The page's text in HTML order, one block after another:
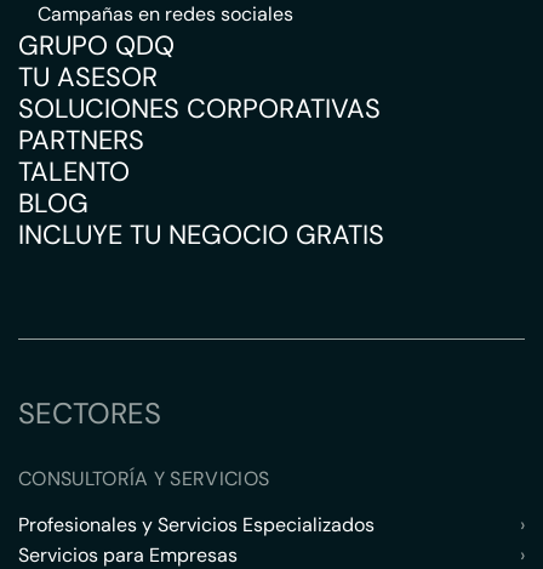
Campañas en redes sociales
GRUPO QDQ
TU ASESOR
SOLUCIONES CORPORATIVAS
PARTNERS
TALENTO
BLOG
INCLUYE TU NEGOCIO GRATIS
SECTORES
CONSULTORÍA Y SERVICIOS
Profesionales y Servicios Especializados
›
Servicios para Empresas
›